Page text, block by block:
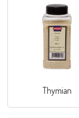
Thymian